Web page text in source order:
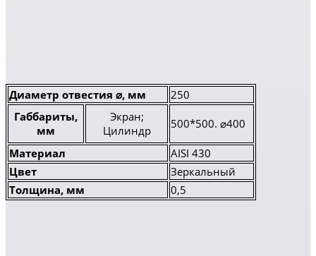
Диаметр отвестия ⌀, мм
250
Габбариты,
мм
Экран;
Цилиндр
500*500. ⌀400
Материал
AISI 430
Цвет
Зеркальный
Толщина, мм
0,5